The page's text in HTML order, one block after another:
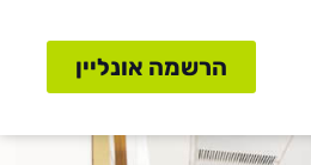
הרשמה אונליין